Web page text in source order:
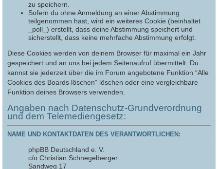
zu speichern.
Sofern du ohne Anmeldung an einer Abstimmung
teilgenommen hast, wird ein weiteres Cookie (beinhaltet
_poll_) erstellt, dass deine Abstimmung speichert und
sicherstellt, dass keine mehrfache Abstimmung erfolgt.
Diese Cookies werden von deinem Browser für maximal ein Jahr
gespeichert und an uns bei jedem Seitenaufruf übermittelt. Du
kannst sie jederzeit über die im Forum angebotene Funktion “Alle
Cookies des Boards löschen” löschen oder eine vergleichbare
Funktion deines Browsers verwenden.
Angaben nach Datenschutz-Grundverordnung
und dem Telemediengesetz:
NAME UND KONTAKTDATEN DES VERANTWORTLICHEN:
phpBB Deutschland e. V.
c/o Christian Schnegelberger
Sandweg 17